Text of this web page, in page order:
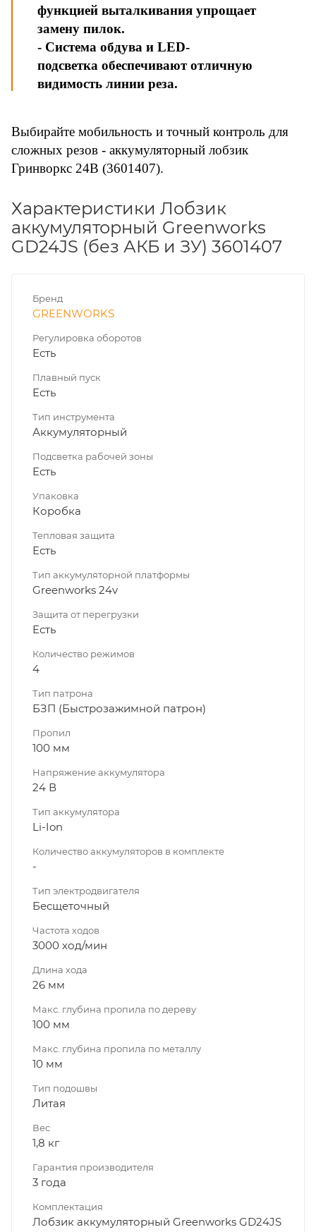
функцией выталкивания упрощает
замену пилок.
- Система обдува и LED-
подсветка обеспечивают отличную
видимость линии реза.
Выбирайте мобильность и точный контроль для
сложных резов - аккумуляторный лобзик
Гринворкс 24В (3601407).
Характеристики Лобзик
аккумуляторный Greenworks
GD24JS (без АКБ и ЗУ) 3601407
Бренд
GREENWORKS
Регулировка оборотов
Есть
Плавный пуск
Есть
Тип инструмента
Аккумуляторный
Подсветка рабочей зоны
Есть
Упаковка
Коробка
Тепловая защита
Есть
Тип аккумуляторной платформы
Greenworks 24v
Защита от перегрузки
Есть
Количество режимов
4
Тип патрона
БЗП (Быстрозажимной патрон)
Пропил
100 мм
Напряжение аккумулятора
24 В
Тип аккумулятора
Li-Ion
Количество аккумуляторов в комплекте
-
Тип электродвигателя
Бесщеточный
Частота ходов
3000 ход/мин
Длина хода
26 мм
Макс. глубина пропила по дереву
100 мм
Макс. глубина пропила по металлу
10 мм
Тип подошвы
Литая
Вес
1,8 кг
Гарантия производителя
3 года
Комплектация
Лобзик аккумуляторный Greenworks GD24JS